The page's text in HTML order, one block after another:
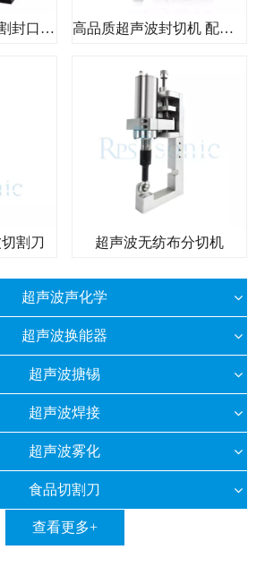
气动升降超声波切割封口机地毯分条机 高品质超声波封切机 配有气缸滚轮分切机
割刀 超声波无纺布分切机
超声波声化学
超声波换能器
超声波搪锡
超声波焊接
超声波雾化
食品切割刀
查看更多+